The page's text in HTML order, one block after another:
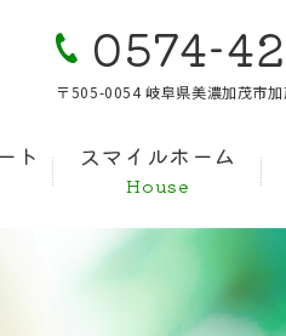
0574-
〒505-0054 岐阜県美濃加茂市
ト スマイルホーム
House